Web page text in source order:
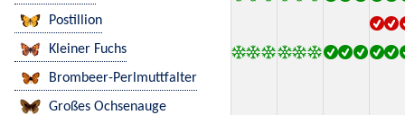
Postillion
Kleiner Fuchs
Brombeer-Perlmuttfalter
Großes Ochsenauge